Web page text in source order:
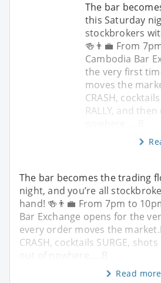
The bar
this Saturday
stockbrokers
🍻👨‍💼 From
Cambodia Bar
the very first
moves the
CRASH,
RALLY, and
The bar becomes the trading
night, and you’re all
hand! 🍻👨‍💼 From 7pm to
Bar Exchange opens for the
every order moves the
CRASH, cocktails SURGE,
out of nowhere…..B
Read more